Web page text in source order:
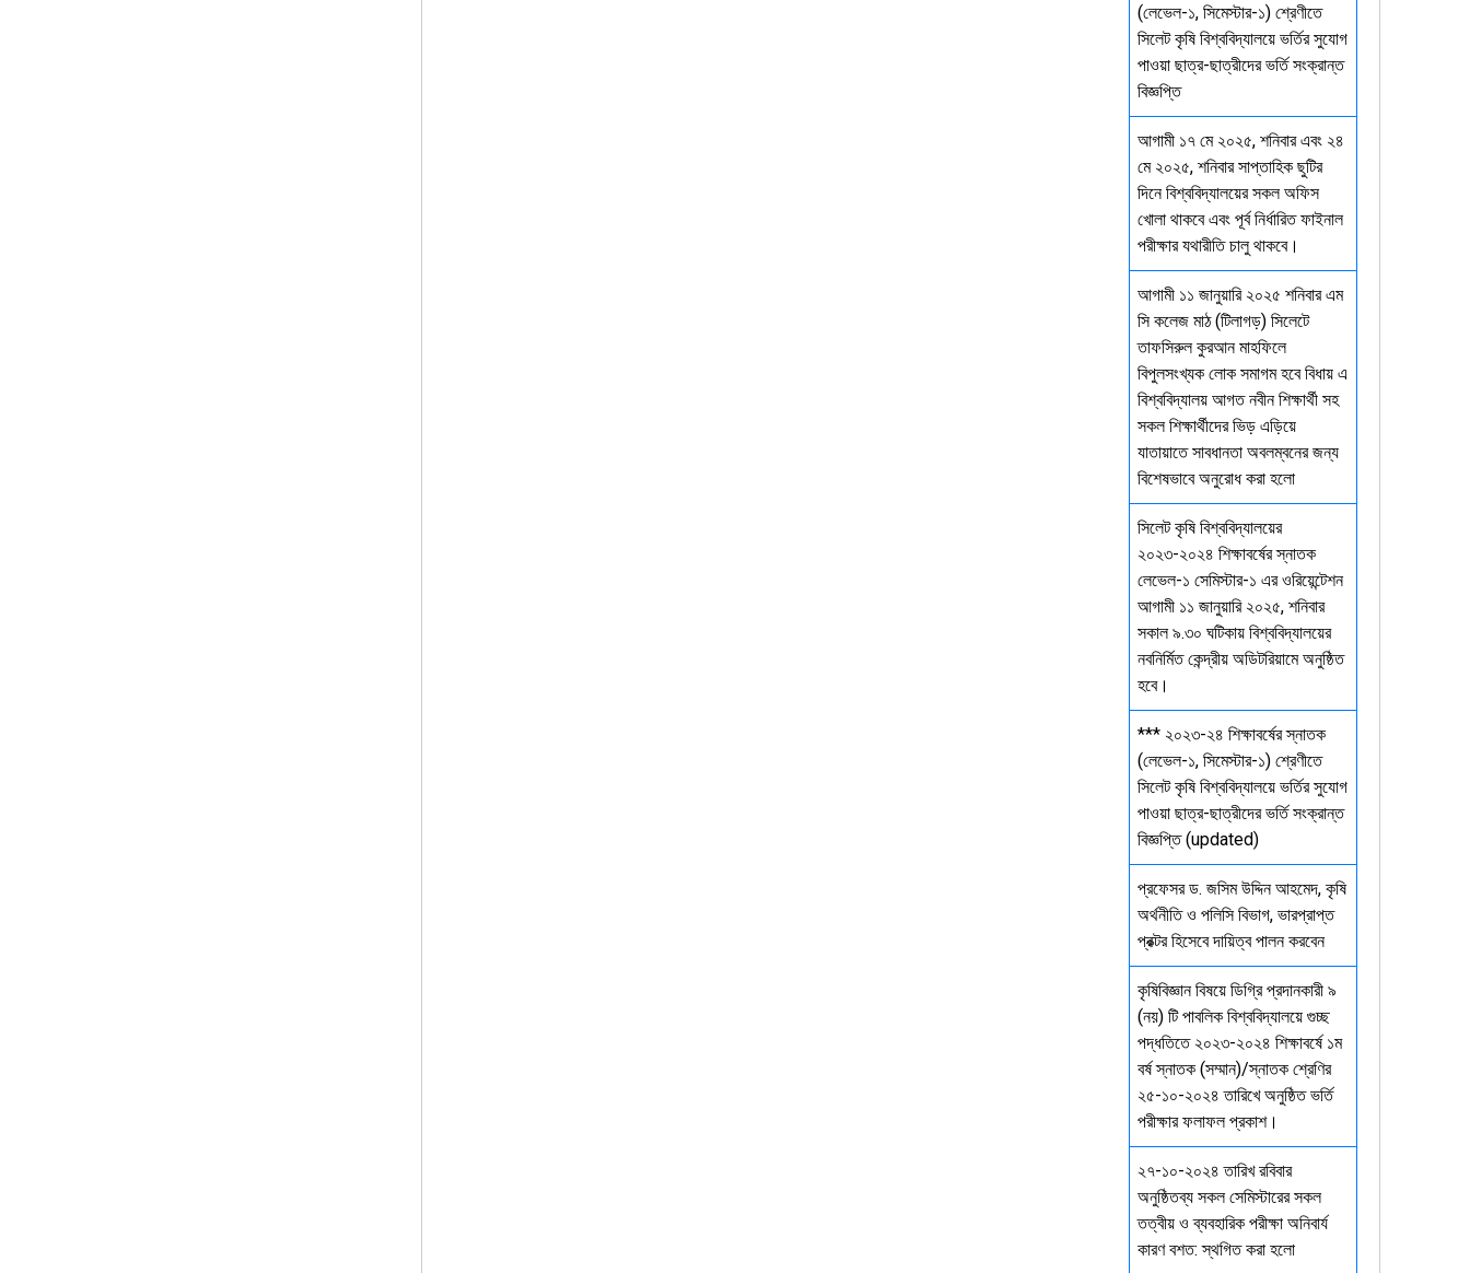
(লেভেল-১, সিমেস্টার-১) শ্রেণীতে
সিলেট কৃষি বিশ্ববিদ্যালয়ে ভর্তির সুযোগ
পাওয়া ছাত্র-ছাত্রীদের ভর্তি সংক্রান্ত
বিজ্ঞপ্তি
আগামী ১৭ মে ২০২৫, শনিবার এবং ২৪
মে ২০২৫, শনিবার সাপ্তাহিক ছুটির
দিনে বিশ্ববিদ্যালয়ের সকল অফিস
খোলা থাকবে এবং পূর্ব নির্ধারিত ফাইনাল
পরীক্ষার যথারীতি চালু থাকবে।
আগামী ১১ জানুয়ারি ২০২৫ শনিবার এম
সি কলেজ মাঠ (টিলাগড়) সিলেটে
তাফসিরুল কুরআন মাহফিলে
বিপুলসংখ্যক লোক সমাগম হবে বিধায় এ
বিশ্ববিদ্যালয় আগত নবীন শিক্ষার্থী সহ
সকল শিক্ষার্থীদের ভিড় এড়িয়ে
যাতায়াতে সাবধানতা অবলম্বনের জন্য
বিশেষভাবে অনুরোধ করা হলো
সিলেট কৃষি বিশ্ববিদ্যালয়ের
২০২৩-২০২৪ শিক্ষাবর্ষের স্নাতক
লেভেল-১ সেমিস্টার-১ এর ওরিয়েন্টেশন
আগামী ১১ জানুয়ারি ২০২৫, শনিবার
সকাল ৯.৩০ ঘটিকায় বিশ্ববিদ্যালয়ের
নবনির্মিত কেন্দ্রীয় অডিটরিয়ামে অনুষ্ঠিত
হবে।
*** ২০২৩-২৪ শিক্ষাবর্ষের স্নাতক
(লেভেল-১, সিমেস্টার-১) শ্রেণীতে
সিলেট কৃষি বিশ্ববিদ্যালয়ে ভর্তির সুযোগ
পাওয়া ছাত্র-ছাত্রীদের ভর্তি সংক্রান্ত
বিজ্ঞপ্তি (updated)
প্রফেসর ড. জসিম উদ্দিন আহমেদ, কৃষি
অর্থনীতি ও পলিসি বিভাগ, ভারপ্রাপ্ত
প্রক্টর হিসেবে দায়িত্ব পালন করবেন
কৃষিবিজ্ঞান বিষয়ে ডিগ্রি প্রদানকারী ৯
(নয়) টি পাবলিক বিশ্ববিদ্যালয়ে গুচ্ছ
পদ্ধতিতে ২০২৩-২০২৪ শিক্ষাবর্ষে ১ম
বর্ষ স্নাতক (সম্মান)/স্নাতক শ্রেণির
২৫-১০-২০২৪ তারিখে অনুষ্ঠিত ভর্তি
পরীক্ষার ফলাফল প্রকাশ।
২৭-১০-২০২৪ তারিখ রবিবার
অনুষ্ঠিতব্য সকল সেমিস্টারের সকল
তত্বীয় ও ব্যবহারিক পরীক্ষা অনিবার্য
কারণ বশত: স্থগিত করা হলো